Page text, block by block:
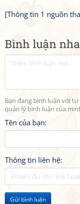
Bình luận
Bạn đang bình luận với
quản lý bình luận của
Tên của bạn:
Thông tin liên hệ:
Gửi bình luận
[Thông tin 1 nguồn